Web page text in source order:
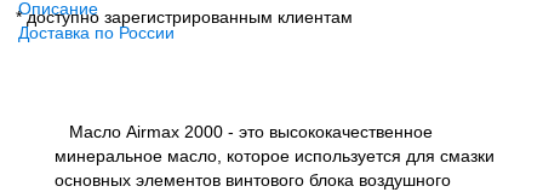
* доступно зарегистрированным клиентам
Описание
Доставка по России
Масло Airmax 2000 - это высококачественное
минеральное масло, которое используется для смазки
основных элементов винтового блока воздушного